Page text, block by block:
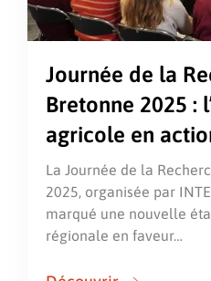
Journée de la
Bretonne 2025 :
agricole en
La Journée de la
2025, organisée par
marqué une nouvelle
régionale en faveur…